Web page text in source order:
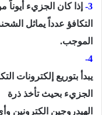
3-
إذا كان الجزيء أيوناً
التكافؤ عدداً يماثل
الموجب.
4-
يبدأ بتوريع إلكترونات
الجزيء بحيث تأخذ ذرة
الهيدروجين الكترونين